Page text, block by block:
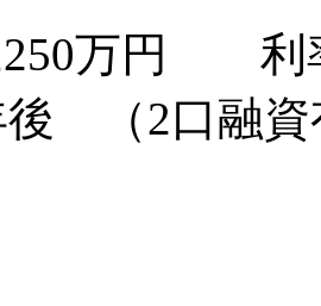
万円
後 （2口融資